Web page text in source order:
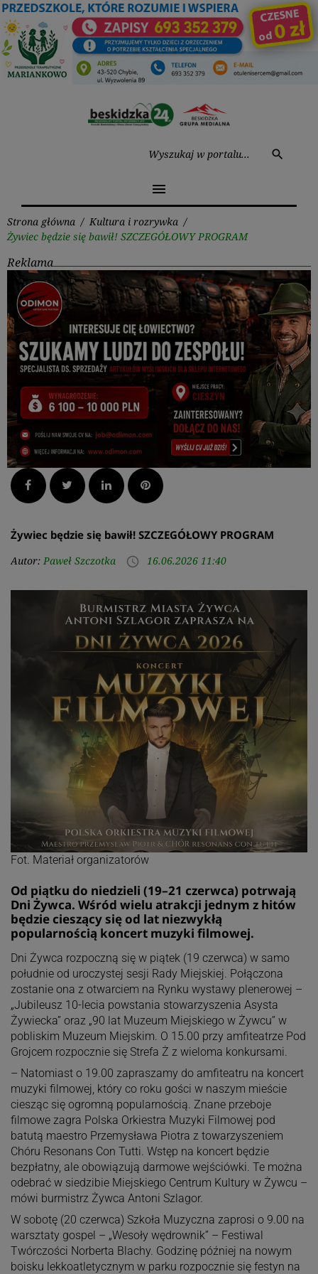
Przejdź
do
treści
search
menu
Strona główna / Kultura i rozrywka /
Żywiec będzie się bawił! SZCZEGÓŁOWY PROGRAM
Reklama
Facebook Twitter LinkedInPinterest
Żywiec będzie się bawił! SZCZEGÓŁOWY PROGRAM
Autor: Paweł Szczotka access_time 16.06.2026 11:40
Fot. Materiał organizatorów
Od piątku do niedzieli (19–21 czerwca) potrwają
Dni Żywca. Wśród wielu atrakcji jednym z hitów
będzie cieszący się od lat niezwykłą
popularnością koncert muzyki filmowej.
Dni Żywca rozpoczną się w piątek (19 czerwca) w samo
południe od uroczystej sesji Rady Miejskiej. Połączona
zostanie ona z otwarciem na Rynku wystawy plenerowej –
„Jubileusz 10-lecia powstania stowarzyszenia Asysta
Żywiecka” oraz „90 lat Muzeum Miejskiego w Żywcu” w
pobliskim Muzeum Miejskim. O 15.00 przy amfiteatrze Pod
Grojcem rozpocznie się Strefa Ż z wieloma konkursami.
– Natomiast o 19.00 zapraszamy do amfiteatru na koncert
muzyki filmowej, który co roku gości w naszym mieście
ciesząc się ogromną popularnością. Znane przeboje
filmowe zagra Polska Orkiestra Muzyki Filmowej pod
batutą maestro Przemysława Piotra z towarzyszeniem
Chóru Resonans Con Tutti. Wstęp na koncert będzie
bezpłatny, ale obowiązują darmowe wejściówki. Te można
odebrać w siedzibie Miejskiego Centrum Kultury w Żywcu –
mówi burmistrz Żywca Antoni Szlagor.
W sobotę (20 czerwca) Szkoła Muzyczna zaprosi o 9.00 na
warsztaty gospel – „Wesoły wędrownik” – Festiwal
Twórczości Norberta Blachy. Godzinę później na nowym
boisku lekkoatletycznym w parku rozpocznie się festyn na